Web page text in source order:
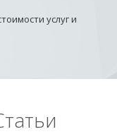
услуг и